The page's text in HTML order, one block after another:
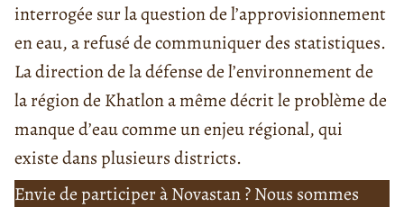
interrogée sur la question de l’approvisionnement
en eau, a refusé de communiquer des statistiques.
La direction de la défense de l’environnement de
la région de Khatlon a même décrit le problème de
manque d’eau comme un enjeu régional, qui
existe dans plusieurs districts.
Envie de participer à Novastan ? Nous sommes